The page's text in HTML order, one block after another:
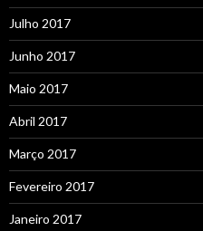
Julho 2017
Junho 2017
Maio 2017
Abril 2017
Março 2017
Fevereiro 2017
Janeiro 2017